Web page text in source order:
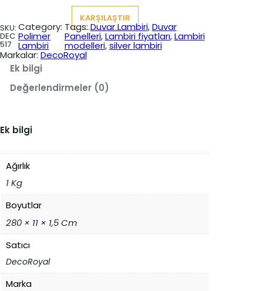
l
f
i
a
₺
6
,
0
0
.
k
i
f
i
y
a
₺
0
0
.
t
e
S
i
m
b
r
KARŞILAŞTIR
SKU:
DEC
517
Category:
Polimer
Lambiri
Tags:Duvar Lambiri, Duvar
Panelleri, Lambiri fiyatları, Lambiri
modelleri, silver lambiri
Markalar: DecoRoyal
Ek bilgi
Değerlendirmeler (0)
Ek bilgi
Ağırlık
1 Kg
Boyutlar
280 × 11 × 1,5 Cm
Satıcı
DecoRoyal
Marka